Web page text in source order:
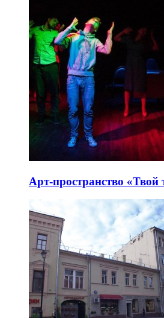
Арт-пространство «Твой